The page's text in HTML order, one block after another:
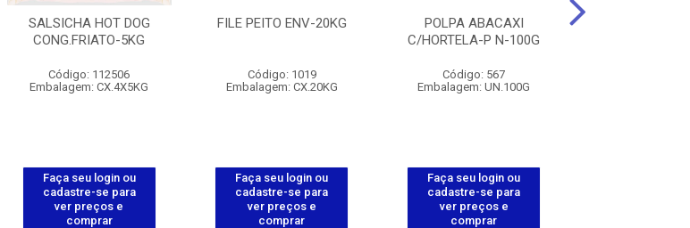
SALSICHA HOT DOG
CONG.FRIATO-5KG
Código: 112506
Embalagem: CX.4X5KG
Faça seu login ou
cadastre-se para
ver preços e
comprar
FILE PEITO ENV-20KG
Código: 1019
Embalagem: CX.20KG
Faça seu login ou
cadastre-se para
ver preços e
comprar
POLPA ABACAXI
C/HORTELA-P N-100G
Código: 567
Embalagem: UN.100G
Faça seu login ou
cadastre-se para
ver preços e
comprar